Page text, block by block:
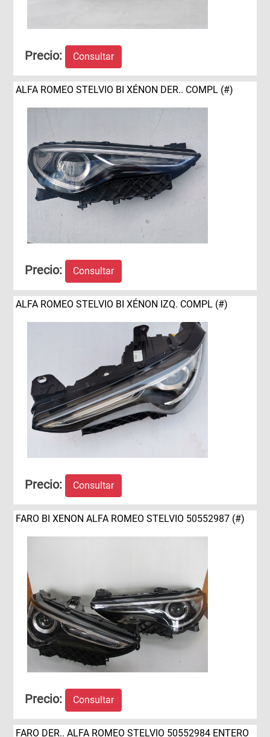
Precio: Consultar
ALFA ROMEO STELVIO BI XÉNON DER.. COMPL (#)
Precio: Consultar
ALFA ROMEO STELVIO BI XÉNON IZQ. COMPL (#)
Precio: Consultar
FARO BI XENON ALFA ROMEO STELVIO 50552987 (#)
Precio: Consultar
FARO DER.. ALFA ROMEO STELVIO 50552984 ENTERO